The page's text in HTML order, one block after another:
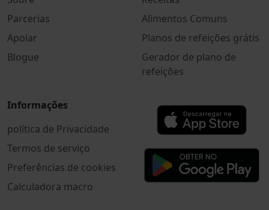
Parcerias
Apoiar
Blogue
Alimentos Comuns
Planos de refeições grátis
Gerador de plano de
refeições
Informações
política de Privacidade
Termos de serviço
Preferências de cookies
Calculadora macro